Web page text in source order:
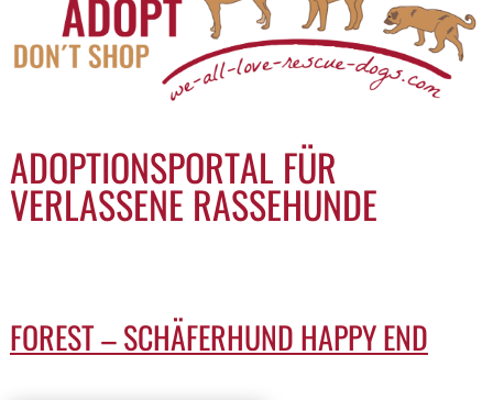
ADOPTIONSPORTAL FÜR
VERLASSENE RASSEHUNDE
FOREST – SCHÄFERHUND HAPPY END